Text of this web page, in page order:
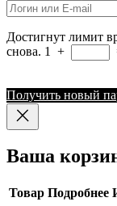
Достигнут лимит
снова. 1 +
Получить новый
Ваша
Товар Подробнее